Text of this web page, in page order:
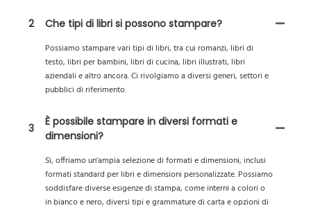
2
Che tipi di libri si possono stampare?
Possiamo stampare vari tipi di libri, tra cui romanzi, libri di
testo, libri per bambini, libri di cucina, libri illustrati, libri
aziendali e altro ancora. Ci rivolgiamo a diversi generi, settori e
pubblici di riferimento.
3
È possibile stampare in diversi formati e
dimensioni?
Sì, offriamo un'ampia selezione di formati e dimensioni, inclusi
formati standard per libri e dimensioni personalizzate. Possiamo
soddisfare diverse esigenze di stampa, come interni a colori o
in bianco e nero, diversi tipi e grammature di carta e opzioni di